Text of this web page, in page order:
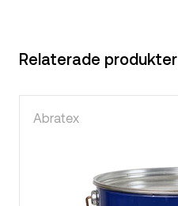
Relaterade produkter
Abratex